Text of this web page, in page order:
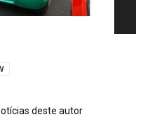
deste autor